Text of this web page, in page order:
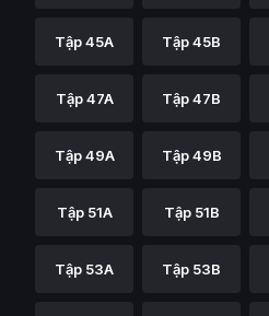
Tập 45A Tập 45B
Tập 47A Tập 47B
Tập 49A Tập 49B
Tập 51A Tập 51B
Tập 53A Tập 53B